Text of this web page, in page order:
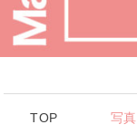
TOP 写真